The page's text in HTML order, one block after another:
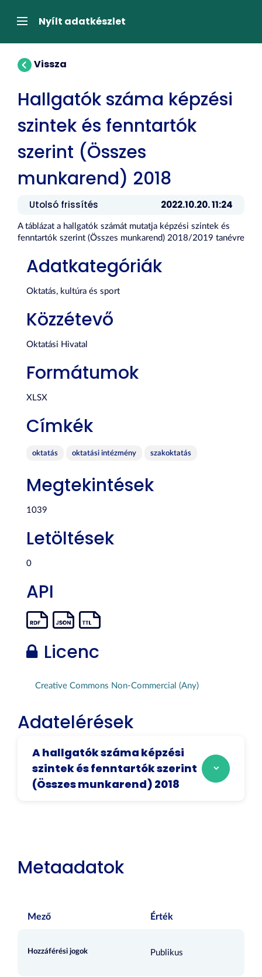
átugrásaNavigációNyílt adatkészlet
Vissza
Hallgatók száma képzési
szintek és fenntartók
szerint (Összes
munkarend) 2018
Utolsó frissítés 2022.10.20. 11:24
A táblázat a hallgatók számát mutatja képzési szintek és
fenntartók szerint (Összes munkarend) 2018/2019 tanévre
Adatkategóriák
Oktatás, kultúra és sport
Közzétevő
Oktatási Hivatal
Formátumok
XLSX
Címkék
oktatás oktatási intézmény szakoktatás
Megtekintések
1039
Letöltések
0
API
Licenc
Creative Commons Non-Commercial (Any)
Adatelérések
A hallgatók száma képzési
szintek és fenntartók szerint
(Összes munkarend) 2018
Metaadatok
Mező Érték
Hozzáférési jogok Publikus